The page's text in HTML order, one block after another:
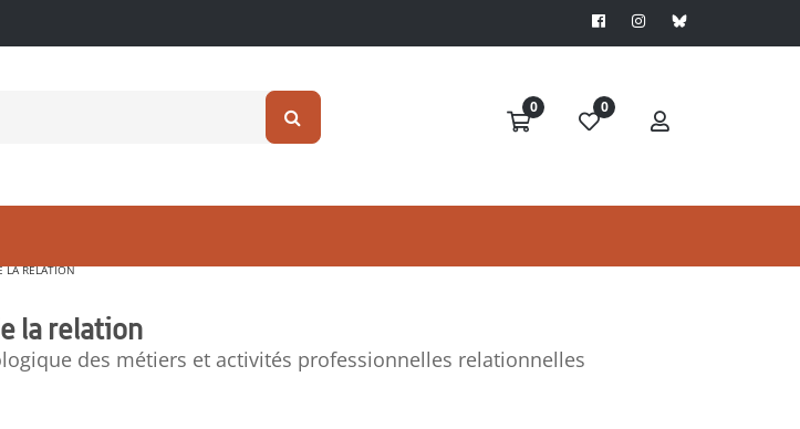
0 0
LA RELATION
la relation
des métiers et activités professionnelles relationnelles